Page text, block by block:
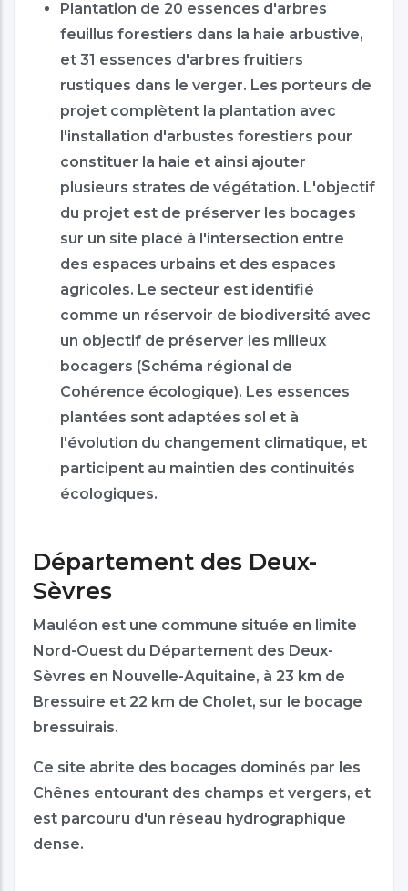
Plantation de 20 essences d'arbres
feuillus forestiers dans la haie arbustive,
et 31 essences d'arbres fruitiers
rustiques dans le verger. Les porteurs de
projet complètent la plantation avec
l'installation d'arbustes forestiers pour
constituer la haie et ainsi ajouter
plusieurs strates de végétation. L'objectif
du projet est de préserver les bocages
sur un site placé à l'intersection entre
des espaces urbains et des espaces
agricoles. Le secteur est identifié
comme un réservoir de biodiversité avec
un objectif de préserver les milieux
bocagers (Schéma régional de
Cohérence écologique). Les essences
plantées sont adaptées sol et à
l'évolution du changement climatique, et
participent au maintien des continuités
écologiques.
Département des Deux-
Sèvres
Mauléon est une commune située en limite
Nord-Ouest du Département des Deux-
Sèvres en Nouvelle-Aquitaine, à 23 km de
Bressuire et 22 km de Cholet, sur le bocage
bressuirais.
Ce site abrite des bocages dominés par les
Chênes entourant des champs et vergers, et
est parcouru d'un réseau hydrographique
dense.